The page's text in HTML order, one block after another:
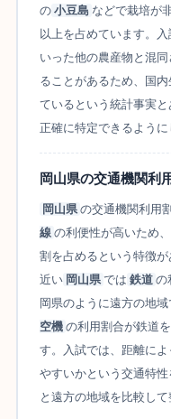
の 小豆島 などで栽培が
以上を占めています。
いった他の農産物と混
ることがあるため、国
ているという統計事実と
正確に特定できるように
岡山県の交通機関利
岡山県 の交通機関利用
線 の利便性が高いため、
割を占めるという特徴
近い 岡山県 では 鉄道 の
岡県のように遠方の地
空機 の利用割合が鉄道
す。入試では、距離に
やすいかという交通特
と遠方の地域を比較し